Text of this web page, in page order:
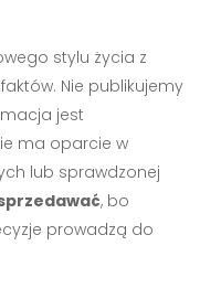
stylu życia z
Nie publikujemy
jest
ma oparcie w
lub sprawdzonej
, bo
prowadzą do